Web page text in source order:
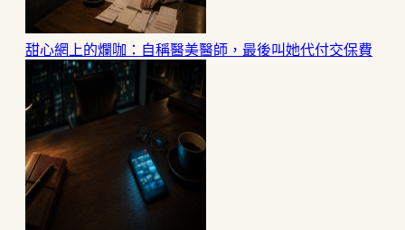
甜心網上的爛咖：自稱醫美醫師，最後叫她代付交保費